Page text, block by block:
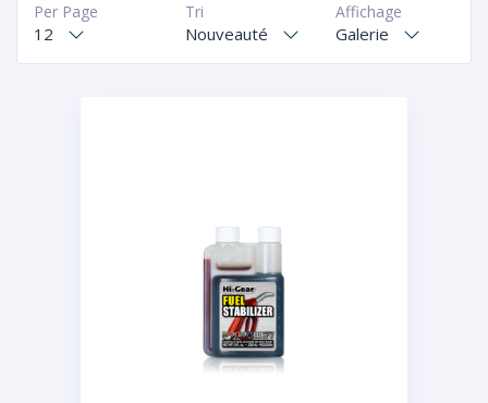
Affichage
Galerie
Tri
Nouveauté
Per Page
12